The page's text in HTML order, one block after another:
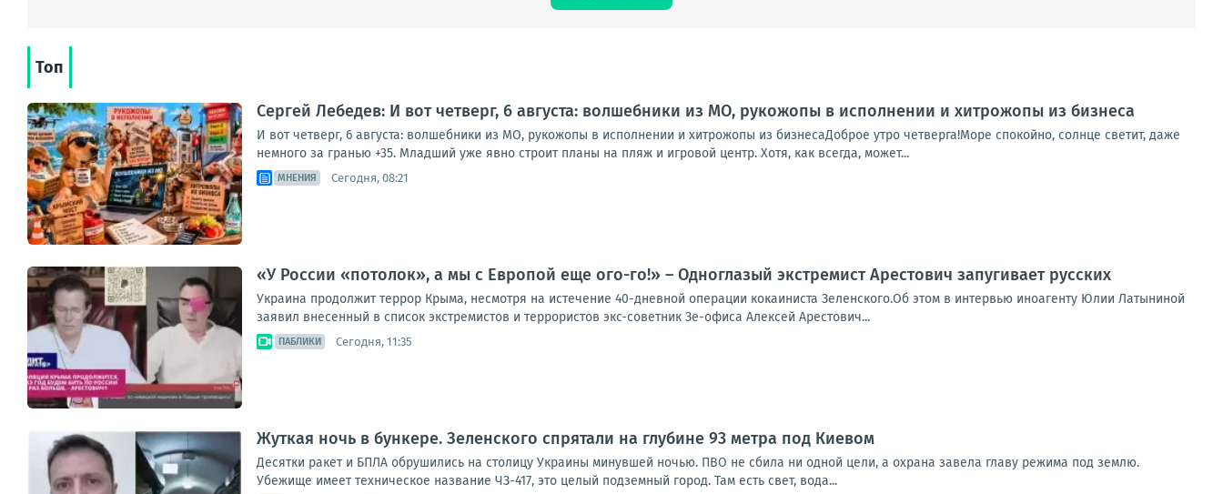
Топ
Сергей Лебедев: И вот четверг, 6 августа: волшебники из МО, рукожопы в исполнении и хитрожопы из бизнеса
И вот четверг, 6 августа: волшебники из МО, рукожопы в исполнении и хитрожопы из бизнесаДоброе утро четверга!Море спокойно, солнце светит, даже
немного за гранью +35. Младший уже явно строит планы на пляж и игровой центр. Хотя, как всегда, может...
МНЕНИЯ Сегодня, 08:21
«У России «потолок», а мы с Европой еще ого-го!» – Одноглазый экстремист Арестович запугивает русских
Украина продолжит террор Крыма, несмотря на истечение 40-дневной операции кокаиниста Зеленского.Об этом в интервью иноагенту Юлии Латыниной
заявил внесенный в список экстремистов и террористов экс-советник Зе-офиса Алексей Арестович...
ПАБЛИКИ Сегодня, 11:35
Жуткая ночь в бункере. Зеленского спрятали на глубине 93 метра под Киевом
Десятки ракет и БПЛА обрушились на столицу Украины минувшей ночью. ПВО не сбила ни одной цели, а охрана завела главу режима под землю.
Убежище имеет техническое название ЧЗ-417, это целый подземный город. Там есть свет, вода...